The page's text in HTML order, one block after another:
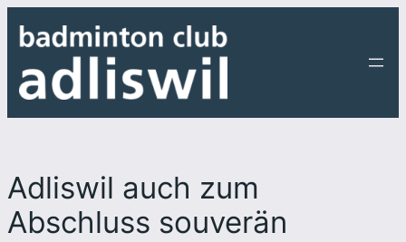
Zum
Inhalt
springen
Adliswil auch zum
Abschluss souverän